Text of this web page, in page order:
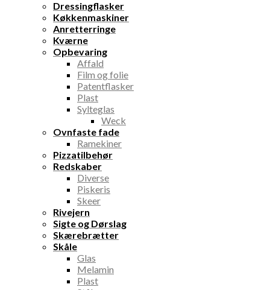
Dressingflasker
Køkkenmaskiner
Anretterringe
Kværne
Opbevaring
Affald
Film og folie
Patentflasker
Plast
Sylteglas
Weck
Ovnfaste fade
Ramekiner
Pizzatilbehør
Redskaber
Diverse
Piskeris
Skeer
Rivejern
Sigte og Dørslag
Skærebrætter
Skåle
Glas
Melamin
Plast